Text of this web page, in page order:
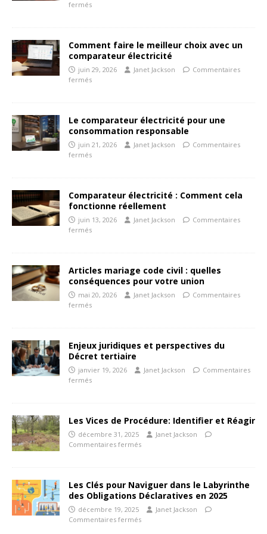
fermés
Comment faire le meilleur choix avec un
comparateur électricité
juin 29, 2026 Janet Jackson
Commentaires
fermés
Le comparateur électricité pour une
consommation responsable
juin 21, 2026 Janet Jackson
Commentaires
fermés
Comparateur électricité : Comment cela
fonctionne réellement
juin 13, 2026 Janet Jackson
Commentaires
fermés
Articles mariage code civil : quelles
conséquences pour votre union
mai 20, 2026 Janet Jackson
Commentaires
fermés
Enjeux juridiques et perspectives du
Décret tertiaire
janvier 19, 2026 Janet Jackson
Commentaires
fermés
Les Vices de Procédure: Identifier et Réagir
décembre 31, 2025
Janet Jackson
Commentaires fermés
Les Clés pour Naviguer dans le Labyrinthe
des Obligations Déclaratives en 2025
décembre 19, 2025
Janet Jackson
Commentaires fermés